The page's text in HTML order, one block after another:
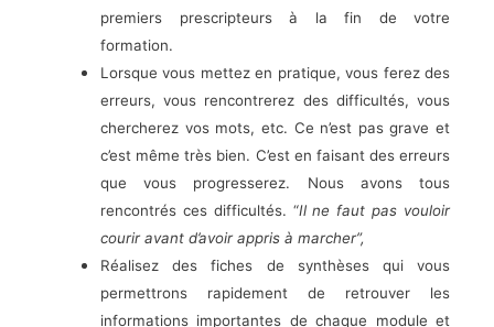
premiers prescripteurs à la fin de votre
formation.
Lorsque vous mettez en pratique, vous ferez des
erreurs, vous rencontrerez des difficultés, vous
chercherez vos mots, etc. Ce n’est pas grave et
c’est même très bien. C’est en faisant des erreurs
que vous progresserez. Nous avons tous
rencontrés ces difficultés. “Il ne faut pas vouloir
courir avant d’avoir appris à marcher”,
Réalisez des fiches de synthèses qui vous
permettrons rapidement de retrouver les
informations importantes de chaque module et